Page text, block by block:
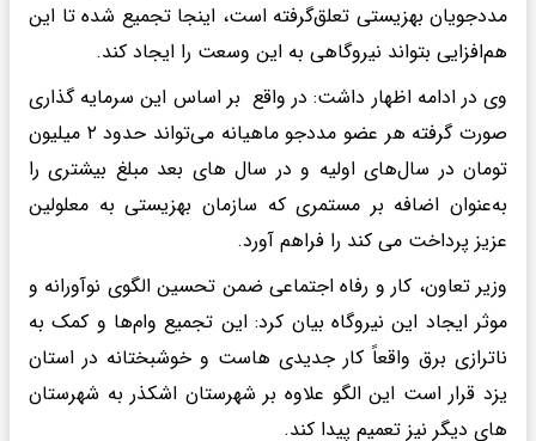
مددجویان بهزیستی تعلق‌گرفته است، اینجا تجمیع شده تا این
هم‌افزایی بتواند نیروگاهی به این وسعت را ایجاد کند.
وی در ادامه اظهار داشت: در واقع بر اساس این سرمایه گذاری
صورت گرفته هر عضو مددجو ماهیانه می‌تواند حدود ٢ میلیون
تومان در سال‌های اولیه و در سال های بعد مبلغ بیشتری را
به‌عنوان اضافه بر مستمری که سازمان بهزیستی به معلولین
عزیز پرداخت می کند را فراهم آورد.
وزیر تعاون، کار و رفاه اجتماعی ضمن تحسین الگوی نوآورانه و
موثر ایجاد این نیروگاه بیان کرد: این تجمیع وام‌ها و کمک به
ناترازی برق واقعاً کار جدیدی هاست و خوشبختانه در استان
یزد قرار است این الگو علاوه بر شهرستان اشکذر به شهرستان
های دیگر نیز تعمیم پیدا کند.